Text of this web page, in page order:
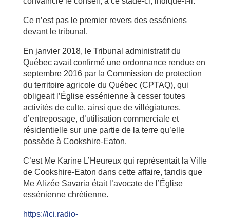
Ce n’est pas le premier revers des esséniens
devant le tribunal.
En janvier 2018, le Tribunal administratif du
Québec avait confirmé une ordonnance rendue en
septembre 2016 par la Commission de protection
du territoire agricole du Québec (CPTAQ), qui
obligeait l’Église essénienne à cesser toutes
activités de culte, ainsi que de villégiatures,
d’entreposage, d’utilisation commerciale et
résidentielle sur une partie de la terre qu’elle
possède à Cookshire-Eaton.
C’est Me Karine L’Heureux qui représentait la Ville
de Cookshire-Eaton dans cette affaire, tandis que
Me Alizée Savaria était l’avocate de l’Église
essénienne chrétienne.
https://ici.radio-